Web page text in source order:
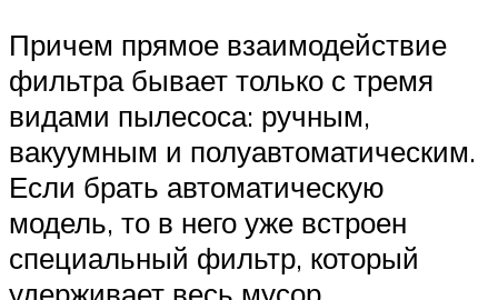
Причем прямое взаимодействие
фильтра бывает только с тремя
видами пылесоса: ручным,
вакуумным и полуавтоматическим.
Если брать автоматическую
модель, то в него уже встроен
специальный фильтр, который